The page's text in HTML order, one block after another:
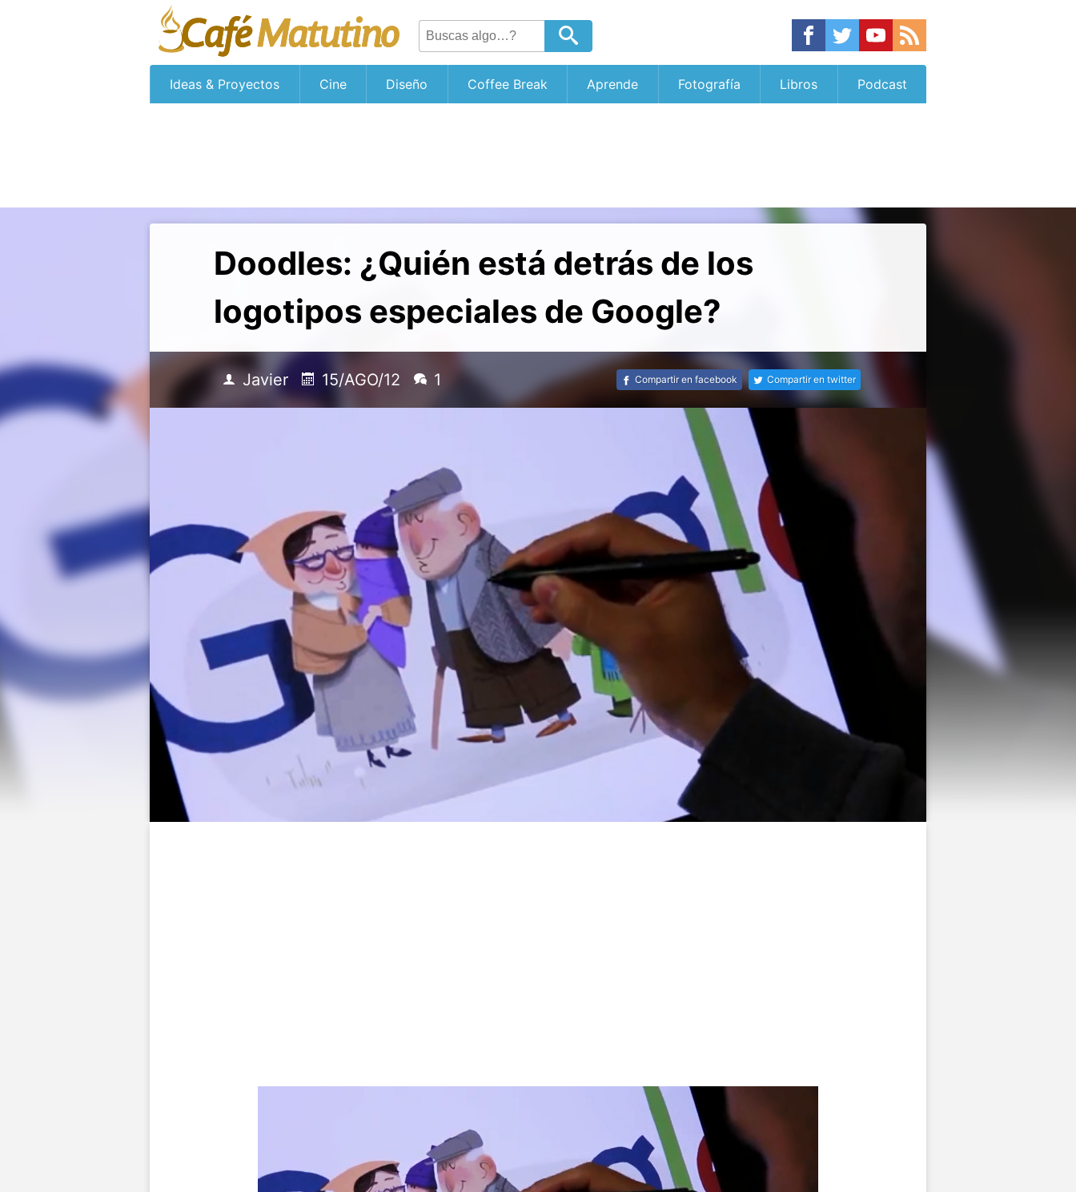
Ideas & Proyectos Cine Diseño Coffee Break Aprende Fotografía Libros Podcast
Doodles: ¿Quién está detrás de los
logotipos especiales de Google?
Javier 15/AGO/12 1 Compartir en facebook Compartir en twitter